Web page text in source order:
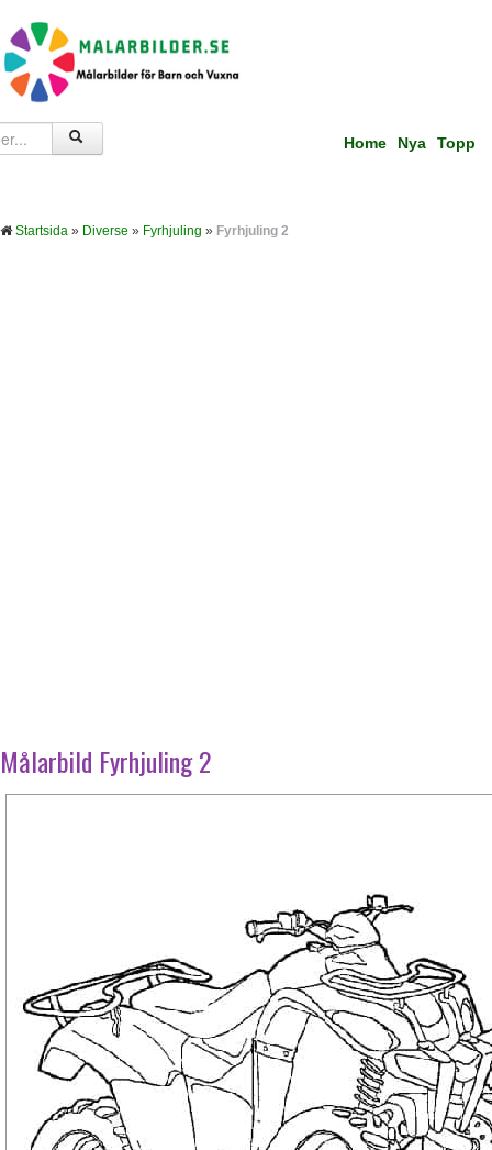
Home Nya Topp
Startsida » Diverse » Fyrhjuling » Fyrhjuling 2
Målarbild Fyrhjuling 2